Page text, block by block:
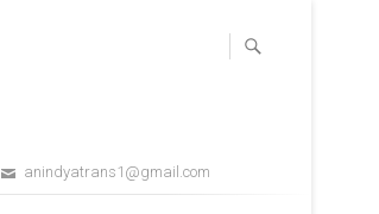
anindyatrans1@gmail.com